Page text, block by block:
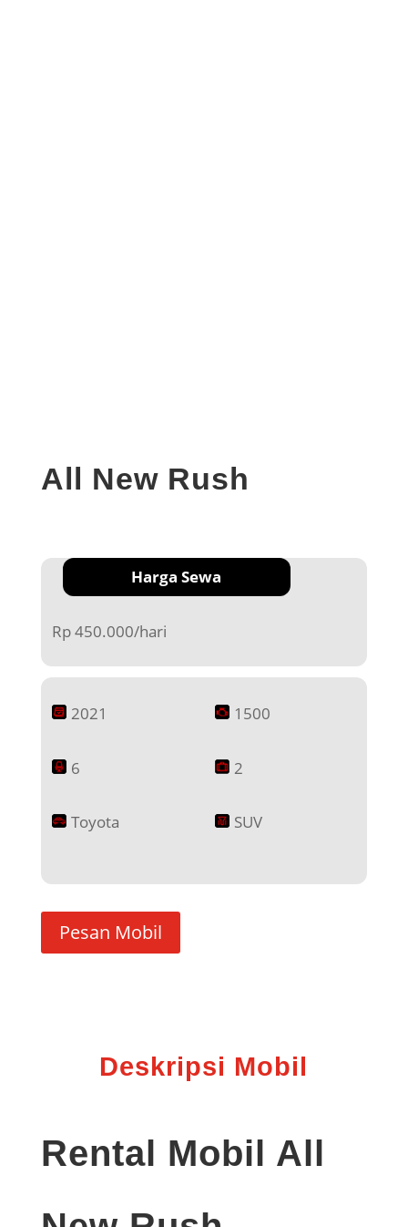
All New Rush
Harga Sewa
Rp 450.000/hari
2021 1500
6 2
Toyota SUV
Pesan Mobil
Deskripsi Mobil
Rental Mobil All